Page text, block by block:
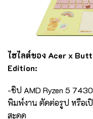
ไฮไลต์ของ Acer x
Edition:
-ชิป AMD Ryzen 5
พิมพ์งาน ตัดต่อรูป หรือเ
สะดุด